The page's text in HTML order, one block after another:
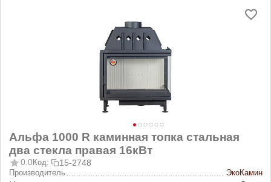
Альфа 1000 R каминная топка стальная
два стекла правая 16кВт
0.0 Код: 15-2748
Производитель
ЭкоКамин